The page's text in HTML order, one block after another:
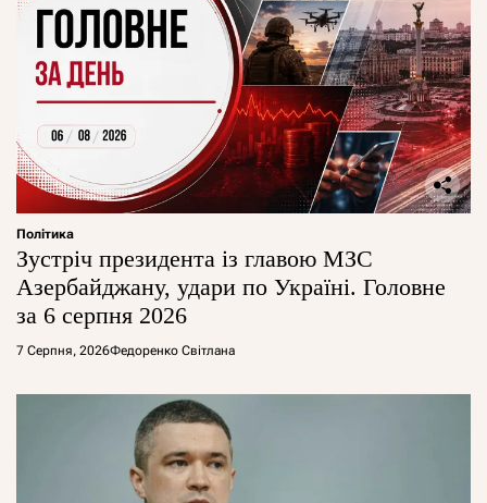
Політика
Зустріч президента із главою МЗС
Азербайджану, удари по Україні. Головне
за 6 серпня 2026
7 Серпня, 2026Федоренко Світлана